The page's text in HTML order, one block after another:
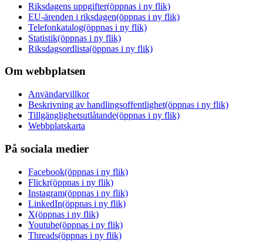
Riksdagens uppgifter(öppnas i ny flik)
EU-ärenden i riksdagen(öppnas i ny flik)
Telefonkatalog(öppnas i ny flik)
Statistik(öppnas i ny flik)
Riksdagsordlista(öppnas i ny flik)
Om webbplatsen
Användarvillkor
Beskrivning av handlingsoffentlighet(öppnas i ny flik)
Tillgänglighetsutlåtande(öppnas i ny flik)
Webbplatskarta
På sociala medier
Facebook(öppnas i ny flik)
Flickr(öppnas i ny flik)
Instagram(öppnas i ny flik)
LinkedIn(öppnas i ny flik)
X(öppnas i ny flik)
Youtube(öppnas i ny flik)
Threads(öppnas i ny flik)